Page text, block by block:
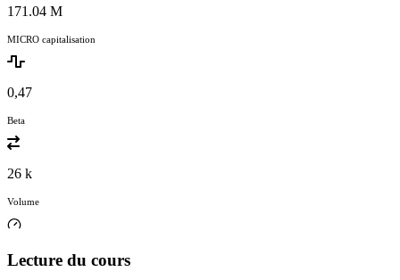
171.04 M
MICRO capitalisation
0,47
Beta
26 k
Volume
Lecture du cours